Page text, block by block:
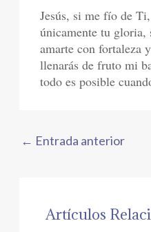
Jesús, si me fío de
únicamente tu gloria,
amarte con fortaleza
llenarás de fruto mi
todo es posible
← Entrada anterior
Artículos